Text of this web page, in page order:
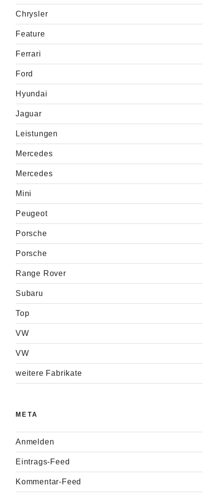
Chrysler
Feature
Ferrari
Ford
Hyundai
Jaguar
Leistungen
Mercedes
Mercedes
Mini
Peugeot
Porsche
Porsche
Range Rover
Subaru
Top
VW
VW
weitere Fabrikate
META
Anmelden
Eintrags-Feed
Kommentar-Feed